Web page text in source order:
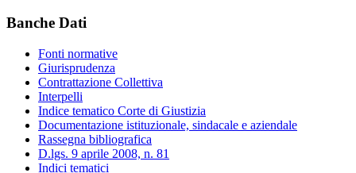
Banche Dati
Fonti normative
Giurisprudenza
Contrattazione Collettiva
Interpelli
Indice tematico Corte di Giustizia
Documentazione istituzionale, sindacale e aziendale
Rassegna bibliografica
D.lgs. 9 aprile 2008, n. 81
Indici tematici